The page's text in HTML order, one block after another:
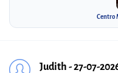
Centro
Judith - 27-07-